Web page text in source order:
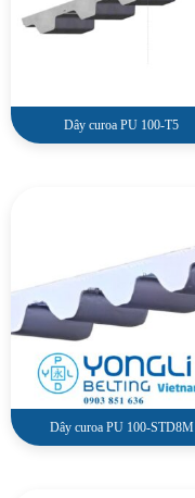
Dây curoa PU 100-T5
Dây curoa PU 100-STD8M